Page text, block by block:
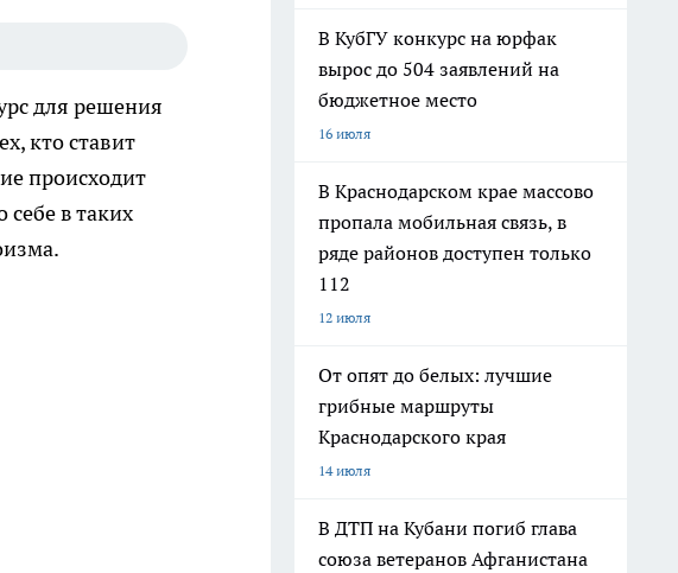
для решения
кто ставит
происходит
в таких
В КубГУ конкурс на юрфак
вырос до 504 заявлений на
бюджетное место
16 июля
В Краснодарском крае массово
пропала мобильная связь, в
ряде районов доступен только
112
12 июля
От опят до белых: лучшие
грибные маршруты
Краснодарского края
14 июля
В ДТП на Кубани погиб глава
союза ветеранов Афганистана